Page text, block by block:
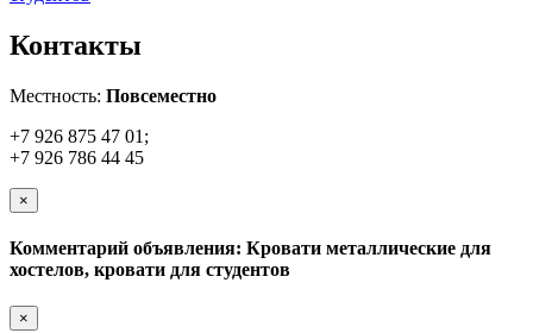
Контакты
Местность: Повсеместно
+7 926 875 47 01;
+7 926 786 44 45
×
Комментарий объявления: Кровати металлические для
хостелов, кровати для студентов
×